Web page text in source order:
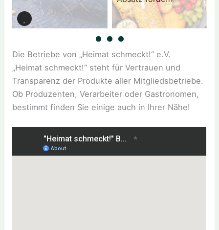
Mitgliederverzeichnis
Zum
Produktverzeichnis
Die Betriebe von „Heimat schmeckt!“ e.V.
„Heimat schmeckt!“ steht für Vertrauen und
Transparenz der Produkte aller Mitgliedsbetriebe.
Ob Produzenten, Verarbeiter oder Gastronomen,
bestimmt finden Sie einige auch in Ihrer Nähe!